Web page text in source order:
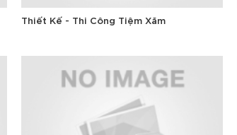
Thiết Kế - Thi Công Tiệm Xăm